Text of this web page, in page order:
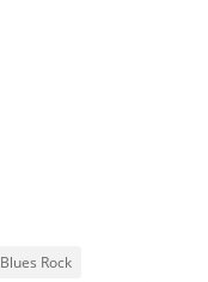
Blues Rock